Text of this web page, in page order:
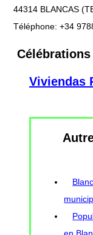
44314 BLANCAS
Téléphone: +34
Célébrations
Viviendas